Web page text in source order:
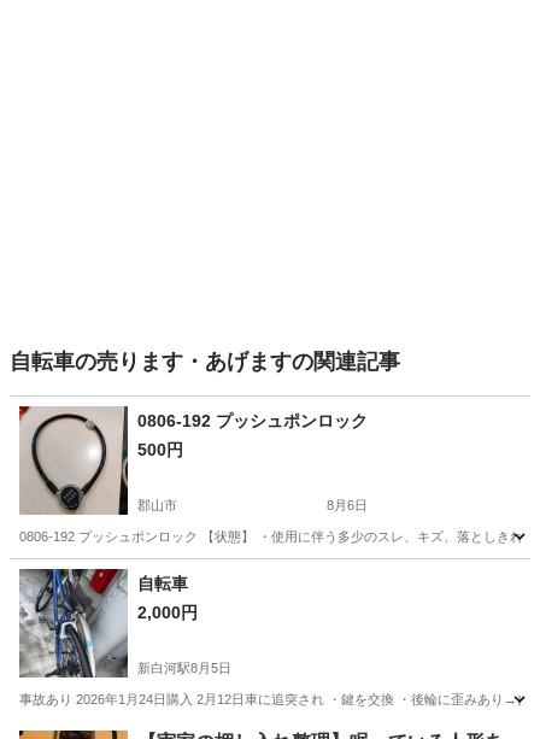
自転車の売ります・あげますの関連記事
0806-192 プッシュポンロック
500円
郡山市 8月6日
0806-192 プッシュポンロック 【状態】 ・使用に伴う多少のスレ、キズ、落としき
福島 郡山市 その他
自転車
2,000円
新白河駅8月5日
事故あり 2026年1月24日購入 2月12日車に追突され ・鍵を交換 ・後輪に歪みあり→自